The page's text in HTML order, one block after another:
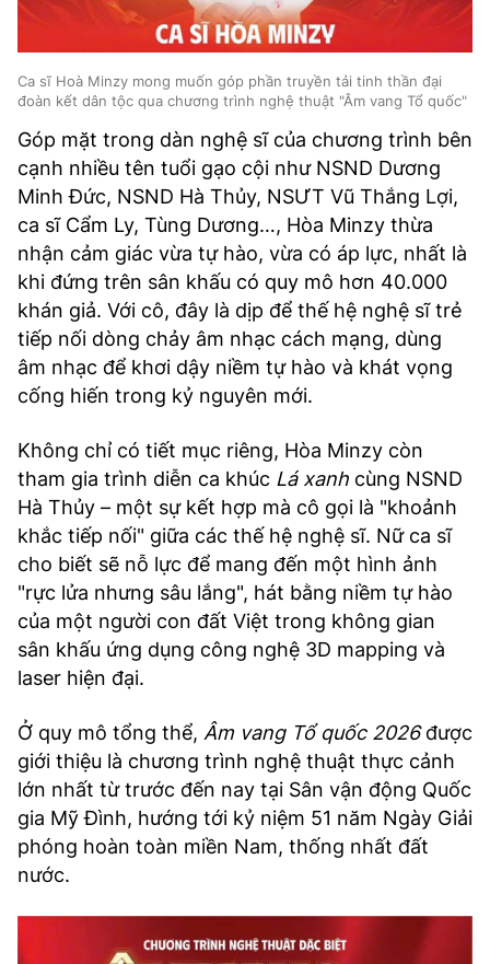
Ca sĩ Hoà Minzy mong muốn góp phần truyền tải tinh thần đại
đoàn kết dân tộc qua chương trình nghệ thuật "Âm vang Tổ quốc"
Góp mặt trong dàn nghệ sĩ của chương trình bên
cạnh nhiều tên tuổi gạo cội như NSND Dương
Minh Đức, NSND Hà Thủy, NSƯT Vũ Thắng Lợi,
ca sĩ Cẩm Ly, Tùng Dương…, Hòa Minzy thừa
nhận cảm giác vừa tự hào, vừa có áp lực, nhất là
khi đứng trên sân khấu có quy mô hơn 40.000
khán giả. Với cô, đây là dịp để thế hệ nghệ sĩ trẻ
tiếp nối dòng chảy âm nhạc cách mạng, dùng
âm nhạc để khơi dậy niềm tự hào và khát vọng
cống hiến trong kỷ nguyên mới.
Không chỉ có tiết mục riêng, Hòa Minzy còn
tham gia trình diễn ca khúc Lá xanh cùng NSND
Hà Thủy – một sự kết hợp mà cô gọi là "khoảnh
khắc tiếp nối" giữa các thế hệ nghệ sĩ. Nữ ca sĩ
cho biết sẽ nỗ lực để mang đến một hình ảnh
"rực lửa nhưng sâu lắng", hát bằng niềm tự hào
của một người con đất Việt trong không gian
sân khấu ứng dụng công nghệ 3D mapping và
laser hiện đại.
Ở quy mô tổng thể, Âm vang Tổ quốc 2026được
giới thiệu là chương trình nghệ thuật thực cảnh
lớn nhất từ trước đến nay tại Sân vận động Quốc
gia Mỹ Đình, hướng tới kỷ niệm 51 năm Ngày Giải
phóng hoàn toàn miền Nam, thống nhất đất
nước.